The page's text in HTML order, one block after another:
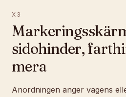
X3
sidohinder,
mera
Anordningen anger vägens